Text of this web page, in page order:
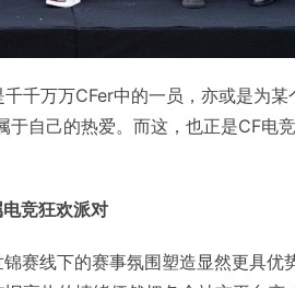
千万万CFer中的一员，亦或是为某
自己的热爱。而这，也正是CF电
竞狂欢派对
赛线下的赛事氛围塑造显然更具优